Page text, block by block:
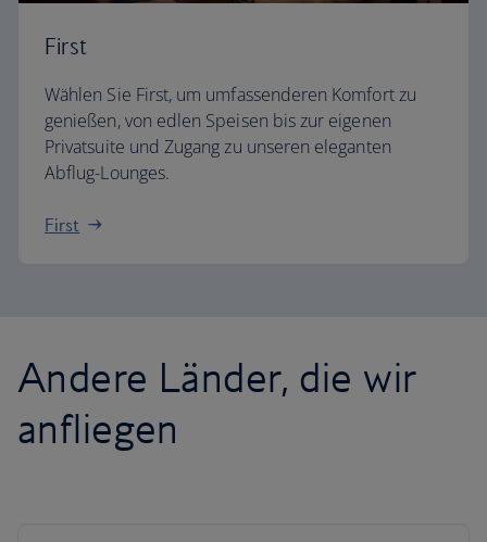
First
Wählen Sie First, um umfassenderen Komfort zu
genießen, von edlen Speisen bis zur eigenen
Privatsuite und Zugang zu unseren eleganten
Abflug-Lounges.
First
Andere Länder, die wir
anfliegen